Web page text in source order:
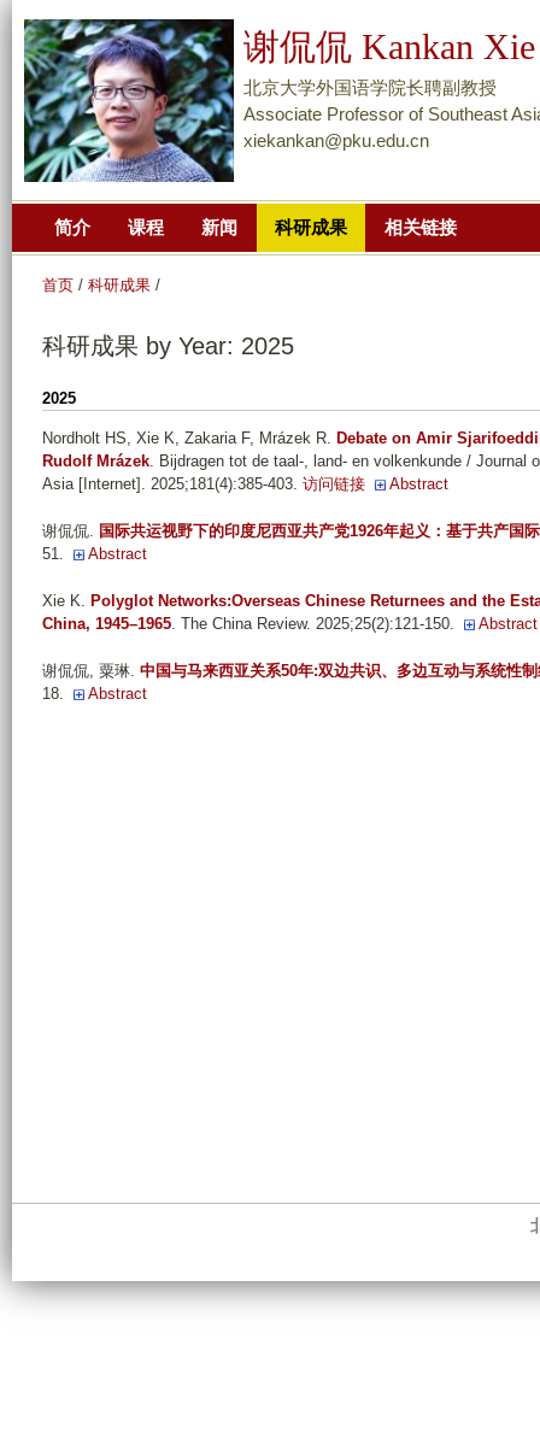
转
页
主
谢侃侃 Kankan Xie
北京大学外国语学院长聘副教授
Associate Professor of Southeast
xiekankan@pku.edu.cn
简介 课程 新闻 科研成果 相关链接
首页 / 科研成果 /
科研成果 by Year: 2025
2025
Nordholt HS, Xie K, Zakaria F, Mrázek R. Debate on Amir
Rudolf Mrázek. Bijdragen tot de taal-, land- en volkenkunde /
Asia [Internet]. 2025;181(4):385-403. 访问链接 Abstract
谢侃侃. 国际共运视野下的印度尼西亚共产党1926年起义：基于共产国
51.
Abstract
Xie K. Polyglot Networks:Overseas Chinese Returnees and the
China, 1945–1965. The China Review. 2025;25(2):121-150. Abstract
谢侃侃, 粟琳. 中国与马来西亚关系50年:双边共识、多边互动与系统性
18.
Abstract